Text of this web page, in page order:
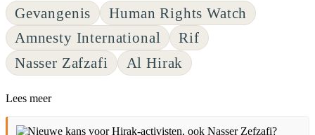
Gevangenis
Human Rights Watch
Amnesty International
Rif
Nasser Zafzafi
Al Hirak
Lees meer